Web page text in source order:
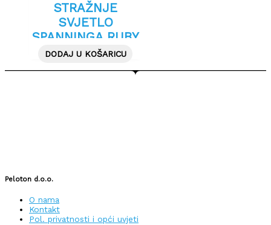
STRAŽNJE
SVJETLO
SPANNINGA RUBY
3XB
DODAJ U KOŠARICU
Peloton d.o.o.
O nama
Kontakt
Pol. privatnosti i opći uvjeti